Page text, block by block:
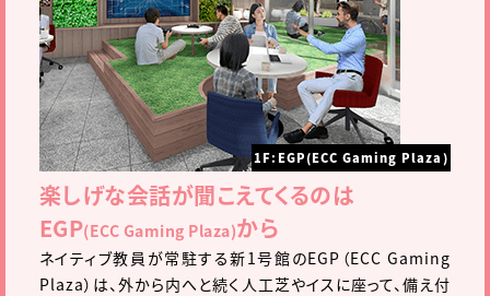
1F:EGP(ECC Gaming Plaza)
楽しげな会話が聞こえてくるのは
EGP(ECC Gaming Plaza)から
ネイティブ教員が常駐する新1号館のEGP（ECC Gaming
Plaza）は、外から内へと続く人工芝やイスに座って、備え付